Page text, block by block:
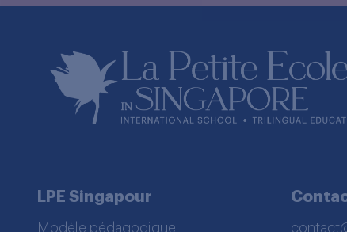
LPE Singapour
Modèle pédagogique